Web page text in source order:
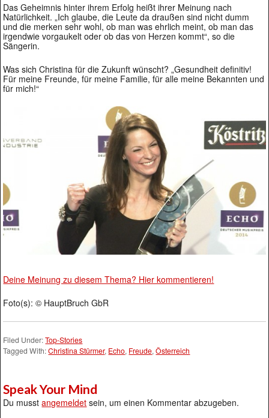
Das Geheimnis hinter ihrem Erfolg heißt ihrer Meinung nach
Natürlichkeit. „Ich glaube, die Leute da draußen sind nicht dumm
und die merken sehr wohl, ob man was ehrlich meint, ob man das
irgendwie vorgaukelt oder ob das von Herzen kommt“, so die
Sängerin.
Was sich Christina für die Zukunft wünscht? „Gesundheit definitiv!
Für meine Freunde, für meine Familie, für alle meine Bekannten und
für mich!“
Deine Meinung zu diesem Thema? Hier kommentieren!
Foto(s): © HauptBruch GbR
Filed Under:Top-Stories
Tagged With:Christina Stürmer, Echo, Freude,Österreich
Speak Your Mind
Du musstangemeldet sein, um einen Kommentar abzugeben.